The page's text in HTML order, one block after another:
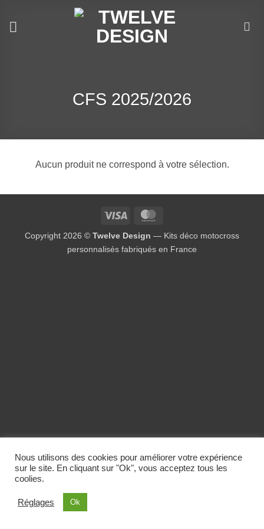
CFS 2025/2026
Aucun produit ne correspond à votre sélection.
Visa
Copyright 2026 © Twelve Design — Kits déco motocross
personnalisés fabriqués en France
Nous utilisons des cookies pour améliorer votre expérience
sur le site. En cliquant sur "Ok", vous acceptez tous les
coolies.
Réglages Ok